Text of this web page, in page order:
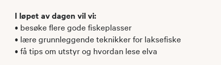
I løpet av dagen vil vi:
• besøke flere gode fiskeplasser
• lære grunnleggende teknikker for laksefiske
• få tips om utstyr og hvordan lese elva